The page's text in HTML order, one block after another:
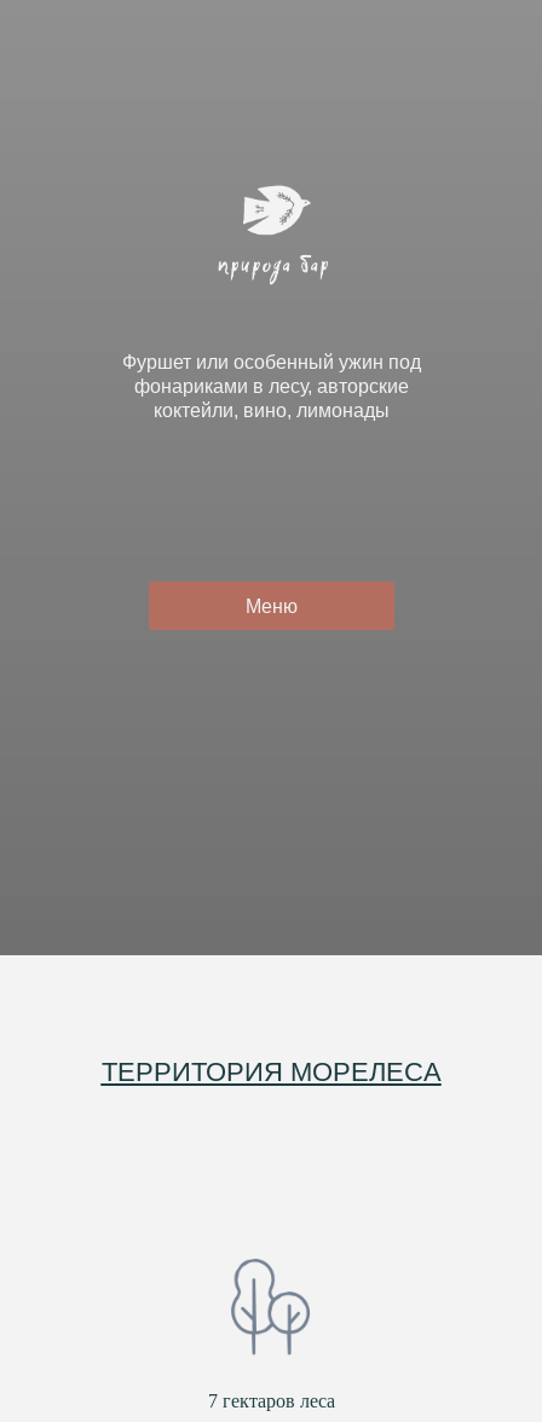
Фуршет или особенный ужин под
фонариками в лесу, авторские
коктейли, вино, лимонады
Меню
ТЕРРИТОРИЯ МОРЕЛЕСА
7 гектаров леса